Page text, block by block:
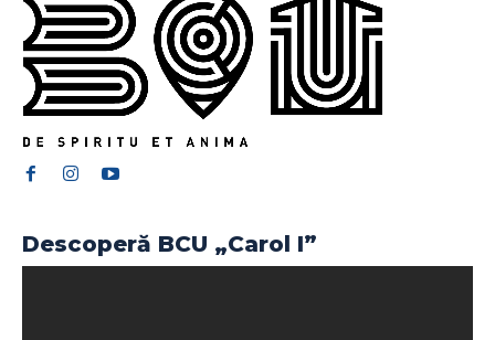
Descoperă BCU „Carol I”